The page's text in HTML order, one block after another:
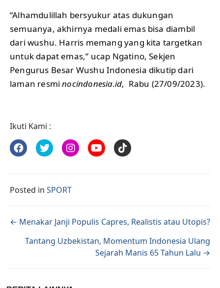
“Alhamdulillah bersyukur atas dukungan
semuanya, akhirnya medali emas bisa diambil
dari wushu. Harris memang yang kita targetkan
untuk dapat emas,” ucap Ngatino, Sekjen
Pengurus Besar Wushu Indonesia dikutip dari
laman resminocindonesia.id, Rabu (27/09/2023).
Ikuti Kami :
Posted in SPORT
Posts navigation
← Menakar Janji Populis Capres, Realistis atau Utopis?
Tantang Uzbekistan, Momentum Indonesia Ulang
Sejarah Manis 65 Tahun Lalu →